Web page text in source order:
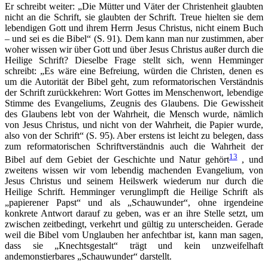
Er schreibt weiter: „Die Mütter und Väter der Christenheit glaubten
nicht an die Schrift, sie glaubten der Schrift. Treue hielten sie dem
lebendigen Gott und ihrem Herrn Jesus Christus, nicht einem Buch
– und sei es die Bibel“ (S. 91). Dem kann man nur zustimmen, aber
woher wissen wir über Gott und über Jesus Christus außer durch die
Heilige Schrift? Dieselbe Frage stellt sich, wenn Hemminger
schreibt: „Es wäre eine Befreiung, würden die Christen, denen es
um die Autorität der Bibel geht, zum reformatorischen Verständnis
der Schrift zurückkehren: Wort Gottes im Menschenwort, lebendige
Stimme des Evangeliums, Zeugnis des Glaubens. Die Gewissheit
des Glaubens lebt von der Wahrheit, die Mensch wurde, nämlich
von Jesus Christus, und nicht von der Wahrheit, die Papier wurde,
also von der Schrift“ (S. 95). Aber erstens ist leicht zu belegen, dass
zum reformatorischen Schriftverständnis auch die Wahrheit der
Bibel auf dem Gebiet der Geschichte und Natur gehört13, und
zweitens wissen wir vom lebendig machenden Evangelium, von
Jesus Christus und seinem Heilswerk wiederum nur durch die
Heilige Schrift. Hemminger verunglimpft die Heilige Schrift als
„papierener Papst“ und als „Schauwunder“, ohne irgendeine
konkrete Antwort darauf zu geben, was er an ihre Stelle setzt, um
zwischen zeitbedingt, verkehrt und gültig zu unterscheiden. Gerade
weil die Bibel vom Unglauben her anfechtbar ist, kann man sagen,
dass sie „Knechtsgestalt“ trägt und kein unzweifelhaft
andemonstierbares „Schauwunder“ darstellt.